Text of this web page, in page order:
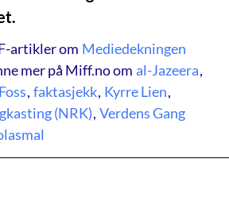
artikler om Mediedekningen
mer på Miff.no om al-Jazeera,
, faktasjekk, Kyrre Lien,
(NRK), Verdens Gang